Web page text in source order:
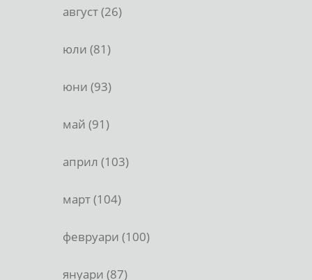
август (26)
юли (81)
юни (93)
май (91)
април (103)
март (104)
февруари (100)
януари (87)